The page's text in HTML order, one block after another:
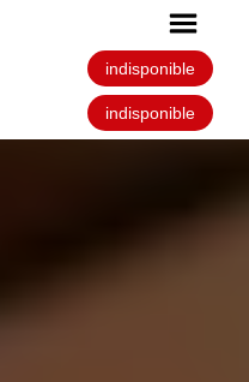
indisponible
indisponible